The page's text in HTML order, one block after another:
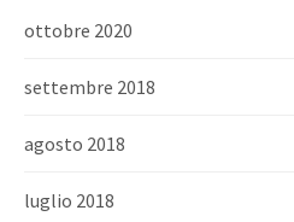
ottobre 2020
settembre 2018
agosto 2018
luglio 2018